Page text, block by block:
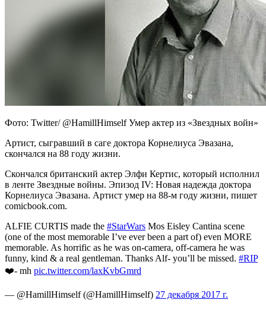
Фото: Twitter/ @HamillHimself Умер актер из «Звездных войн»
Артист, сыгравший в саге доктора Корнелиуса Эвазана,
скончался на 88 году жизни.
Скончался британский актер Элфи Кертис, который исполнил
в ленте Звездные войны. Эпизод IV: Новая надежда доктора
Корнелиуса Эвазана. Артист умер на 88-м году жизни, пишет
comicbook.com.
ALFIE CURTIS made the #StarWars Mos Eisley Cantina scene
(one of the most memorable I’ve ever been a part of) even MORE
memorable. As horrific as he was on-camera, off-camera he was
funny, kind & a real gentleman. Thanks Alf- you’ll be missed. #RIP
❤️- mh pic.twitter.com/laxKvbGmrd
— @HamillHimself (@HamillHimself) 27 декабря 2017 г.